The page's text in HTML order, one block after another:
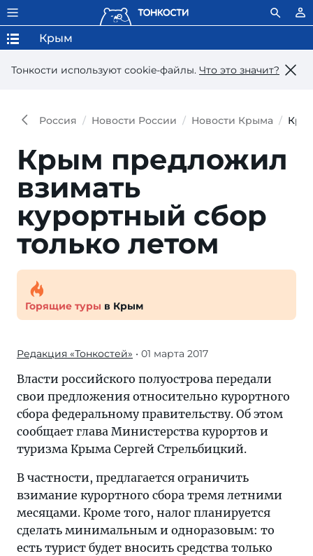
Тонкости используют сookie-файлы. Что это значит?
Крым
Россия Новости России Новости Крыма
Крым предложил
взимать
курортный сбор
только летом
Горящие туры в Крым
Редакция «Тонкостей» • 01 марта 2017
Власти российского полуострова передали
свои предложения относительно курортного
сбора федеральному правительству. Об этом
сообщает глава Министерства курортов и
туризма Крыма Сергей Стрельбицкий.
В частности, предлагается ограничить
взимание курортного сбора тремя летними
месяцами. Кроме того, налог планируется
сделать минимальным и одноразовым: то
есть турист будет вносить средства только